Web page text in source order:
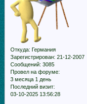
Откуда: Германия
Зарегистрирован: 21-12-2007
Сообщений: 3085
Провел на форуме:
3 месяца 1 день
Последний визит:
03-10-2025 13:56:28